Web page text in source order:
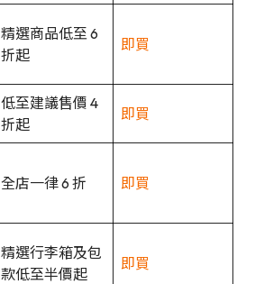
精選商品低至 6
折起
即買
低至建議售價 4
折起
即買
全店一律 6 折 即買
精選行李箱及包
款低至半價起
即買